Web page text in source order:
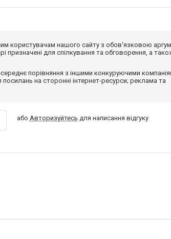
користувачам нашого сайту з обов'язковою
для спілкування та обговорення, а
порівняння з іншими конкуруючими
посилань на сторонні інтернет-ресурси; реклама та
або Авторизуйтесь для написання відгуку